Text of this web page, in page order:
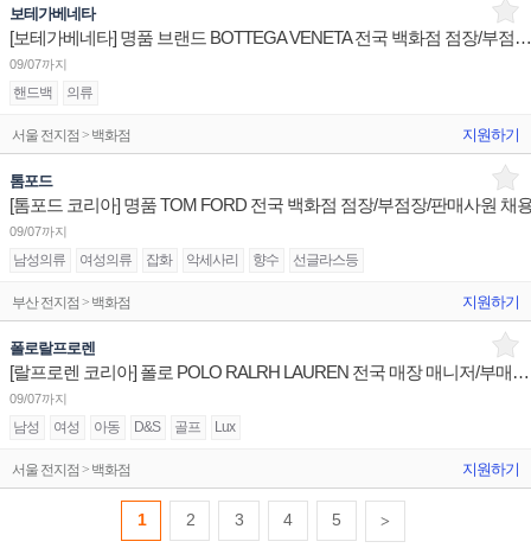
보테가베네타
[보테가베네타] 명품 브랜드 BOTTEGA VENETA 전국 백화점 점장/부점장/판매사원 채용
09/07까지
핸드백 의류
서울 전지점 > 백화점 지원하기
톰포드
[톰포드 코리아] 명품 TOM FORD 전국 백화점 점장/부점장/판매사원 채
09/07까지
남성의류 여성의류 잡화 악세사리 향수 선글라스등
부산 전지점 > 백화점 지원하기
폴로랄프로렌
[랄프로렌 코리아] 폴로 POLO RALRH LAUREN 전국 매장 매니저/부매니저/판매사원 채용
09/07까지
남성 여성 아동 D&S 골프 Lux
서울 전지점 > 백화점 지원하기
1 2 3 4 5 >